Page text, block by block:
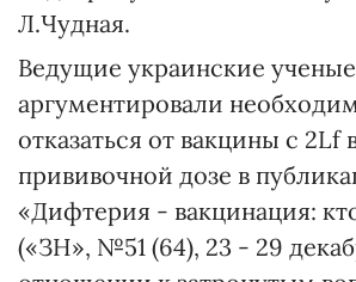
Л.Чудная.
Ведущие украинские ученые
аргументировали
отказаться от вакцины с 2Lf
прививочной дозе в
«Дифтерия - вакцинация:
(«ЗН», №51 (64), 23 - 29